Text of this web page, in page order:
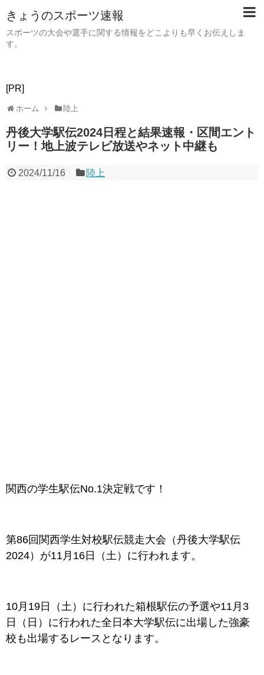
きょうのスポーツ速報
スポーツの大会や選手に関する情報をどこよりも早くお伝えしま
す。
[PR]
ホーム 陸上
丹後大学駅伝2024日程と結果速報・区間エント
リー！地上波テレビ放送やネット中継も
2024/11/16 陸上
関西の学生駅伝No.1決定戦です！
第86回関西学生対校駅伝競走大会（丹後大学駅伝
2024）が11月16日（土）に行われます。
10月19日（土）に行われた箱根駅伝の予選や11月3
日（日）に行われた全日本大学駅伝に出場した強豪
校も出場するレースとなります。